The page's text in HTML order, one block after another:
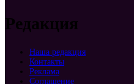
Редакция
Наша редакция
Контакты
Реклама
Соглашение